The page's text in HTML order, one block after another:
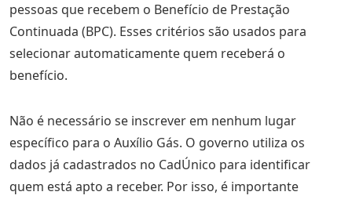
pessoas que recebem o Benefício de Prestação
Continuada (BPC). Esses critérios são usados para
selecionar automaticamente quem receberá o
benefício.
Não é necessário se inscrever em nenhum lugar
específico para o Auxílio Gás. O governo utiliza os
dados já cadastrados no CadÚnico para identificar
quem está apto a receber. Por isso, é importante